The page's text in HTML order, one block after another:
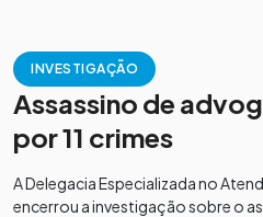
INVESTIGAÇÃO
Assassino de
por 11 crimes
A Delegacia Especializada no
encerrou a investigação sobre o